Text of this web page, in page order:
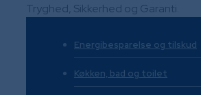
​Tryghed, Sikkerhed og Garanti.​
Energibesparelse og tilskud
Køkken, bad og toilet